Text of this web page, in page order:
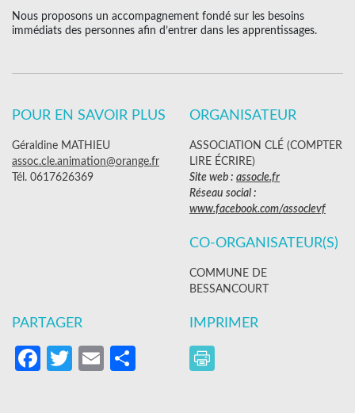
Nous proposons un accompagnement fondé sur les besoins
immédiats des personnes afin d’entrer dans les apprentissages.
POUR EN SAVOIR PLUS
Géraldine MATHIEU
assoc.cle.animation@orange.fr
Tél. 0617626369
ORGANISATEUR
ASSOCIATION CLÉ (COMPTER
LIRE ÉCRIRE)
Site web : assocle.fr
Réseau social :
www.facebook.com/assoclevf
CO-ORGANISATEUR(S)
COMMUNE DE
BESSANCOURT
PARTAGER
Facebook
Twitter
EmailPartager
IMPRIMER